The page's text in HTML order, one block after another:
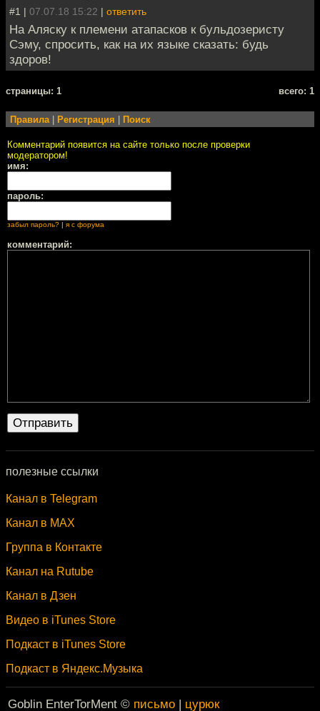
#1 | 07.07.18 15:22 | ответить
На Аляску к племени атапасков к бульдозеристу
Сэму, спросить, как на их языке сказать: будь
здоров!
cтраницы: 1 всего: 1
Правила| Регистрация Поиск
Комментарий появится на сайте только после проверки
модератором!
имя:
пароль:
забыл пароль? | я с форума
комментарий:
полезные ссылки
Канал в Telegram
Канал в MAX
Группа в Контакте
Канал на Rutube
Канал в Дзен
Видео в iTunes Store
Подкаст в iTunes Store
Подкаст в Яндекс.Музыка
Goblin EnterTorMent © письмо | цурюк